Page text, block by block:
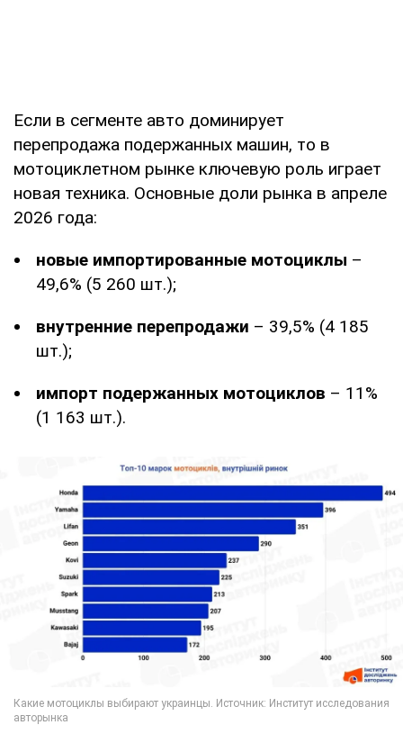
Если в сегменте авто доминирует
перепродажа подержанных машин, то в
мотоциклетном рынке ключевую роль играет
новая техника. Основные доли рынка в апреле
2026 года:
новые импортированные мотоциклы –
49,6% (5 260 шт.);
внутренние перепродажи – 39,5% (4 185
шт.);
импорт подержанных мотоциклов – 11%
(1 163 шт.).